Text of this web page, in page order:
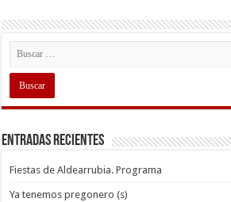
Entradas recientes
Fiestas de Aldearrubia. Programa
Ya tenemos pregonero (s)